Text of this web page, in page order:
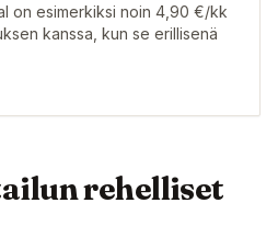
on esimerkiksi noin 4,90 €/kk
kanssa, kun se erillisenä
rehelliset